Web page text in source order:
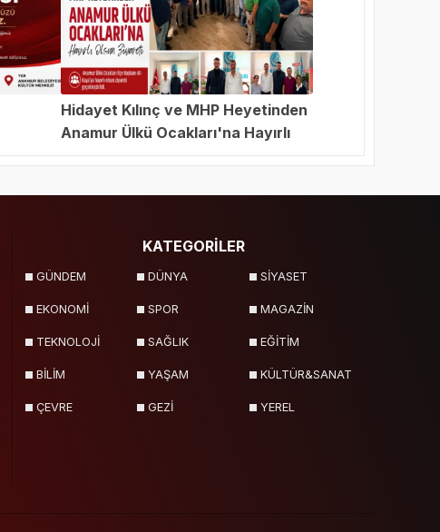
Hidayet Kılınç ve MHP Heyetinden
Anamur Ülkü Ocakları'na Hayırlı
KATEGORİLER
GÜNDEM DÜNYA SİYASET
EKONOMİ SPOR MAGAZİN
TEKNOLOJİ SAĞLIK EĞİTİM
BİLİM YAŞAM KÜLTÜR&SANAT
ÇEVRE GEZİ YEREL